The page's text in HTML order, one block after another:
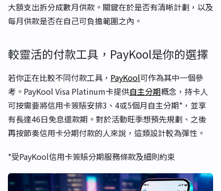
大額支出拆分成數月供款。關鍵在於是否有清晰計劃，以及
每月供款是否在自己可負擔範圍之內。
較靈活的付款工具，PayKool是你的選擇
若你正在比較不同付款工具， PayKool可作為其中一個參
考。PayKool Visa Platinum卡提供自主分期概念，持卡人
可按需要將信用卡簽賬安排3、4或5個月自主分期*，並享
有長達46日免息還款期。對於活動旺季想預先規劃、之後
再按節奏信用卡分期付款的人來說，這類設計較為彈性。
*受PayKool信用卡簽賬分期服務條款及細則約束